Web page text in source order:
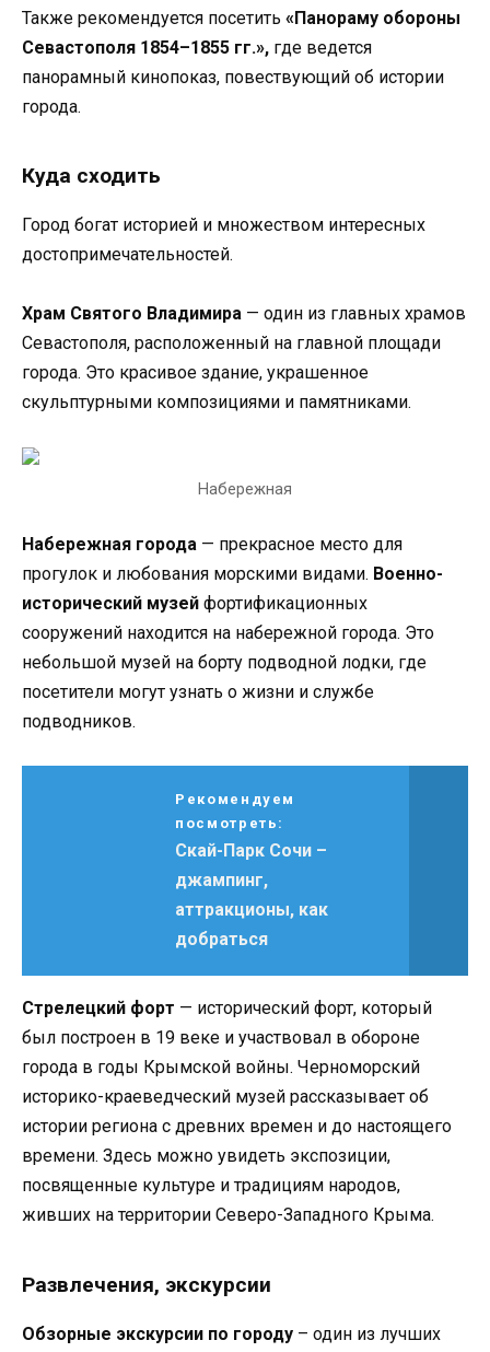
Также рекомендуется посетить «Панораму обороны
Севастополя 1854–1855 гг.», где ведется
панорамный кинопоказ, повествующий об истории
города.
Куда сходить
Город богат историей и множеством интересных
достопримечательностей.
Храм Святого Владимира — один из главных храмов
Севастополя, расположенный на главной площади
города. Это красивое здание, украшенное
скульптурными композициями и памятниками.
Набережная
Набережная города — прекрасное место для
прогулок и любования морскими видами. Военно-
исторический музей фортификационных
сооружений находится на набережной города. Это
небольшой музей на борту подводной лодки, где
посетители могут узнать о жизни и службе
подводников.
Рекомендуем
посмотреть:
Скай-Парк Сочи –
джампинг,
аттракционы, как
добраться
Стрелецкий форт — исторический форт, который
был построен в 19 веке и участвовал в обороне
города в годы Крымской войны. Черноморский
историко-краеведческий музей рассказывает об
истории региона с древних времен и до настоящего
времени. Здесь можно увидеть экспозиции,
посвященные культуре и традициям народов,
живших на территории Северо-Западного Крыма.
Развлечения, экскурсии
Обзорные экскурсии по городу – один из лучших